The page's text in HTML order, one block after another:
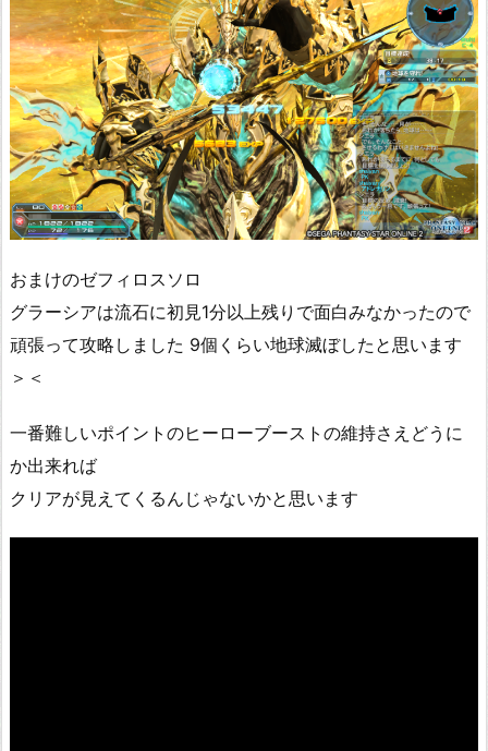
おまけのゼフィロスソロ
グラーシアは流石に初見1分以上残りで面白みなかったので
頑張って攻略しました 9個くらい地球滅ぼしたと思います
＞＜
一番難しいポイントのヒーローブーストの維持さえどうに
か出来れば
クリアが見えてくるんじゃないかと思います